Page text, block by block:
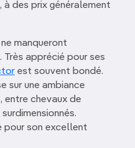
, à des prix généralement
ne manqueront
apprécié pour ses
est souvent bondé.
sur une ambiance
entre chevaux de
pour son excellent